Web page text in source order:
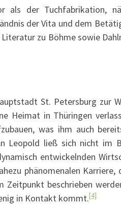
als der Tuchfabrikation,
der Vita und dem
zu Böhme sowie
St. Petersburg zur
Heimat in Thüringen
was ihm auch
Leopold ließ sich nicht im
entwickelnden
phänomenalen Karriere,
beschrieben
in Kontakt kommt.[4]